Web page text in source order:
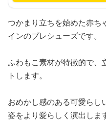
つかまり立ちを始めた赤ち
インのプレシューズです。
ふわもこ素材が特徴的で、
トします。
おめかし感のある可愛らし
姿をより愛らしく演出しま